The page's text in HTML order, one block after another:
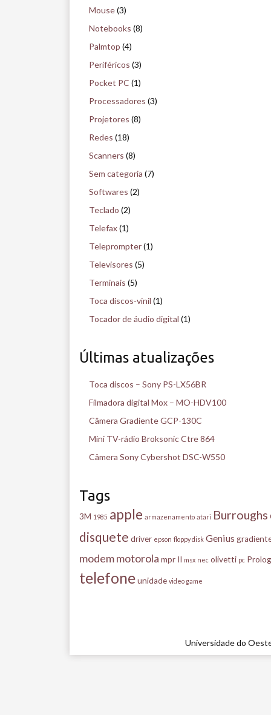
Mouse(3)
Notebooks (8)
Palmtop (4)
Periféricos (3)
Pocket PC (1)
Processadores (3)
Projetores (8)
Redes (18)
Scanners (8)
Sem categoria (7)
Softwares (2)
Teclado (2)
Telefax(1)
Teleprompter(1)
Televisores (5)
Terminais (5)
Toca discos-vinil (1)
Tocador de áudio digital (1)
Últimas atualizações
Toca discos – Sony PS-LX56BR
Filmadora digital Mox – MO-HDV100
Câmera Gradiente GCP-130C
Mini TV-rádio Broksonic Ctre 864
Câmera Sony Cybershot DSC-W550
Tags
3M 1985 apple armazenamento atari Burroughs
disquete driver epson floppy disk Genius
modemmotorola mpr II msx nec olivetti pc
telefoneunidade video game
Universidade do